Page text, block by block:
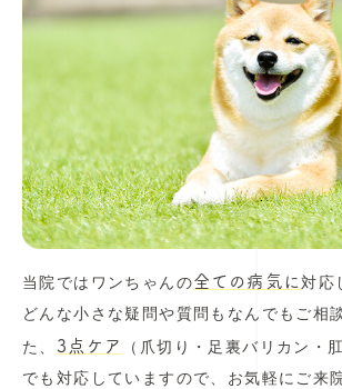
当院ではワンちゃんの全ての病気に対応
どんな小さな疑問や質問もなんでもご相
た、 3点ケア
（爪切り・足裏バリカン・
でも対応していますので、お気軽にご来